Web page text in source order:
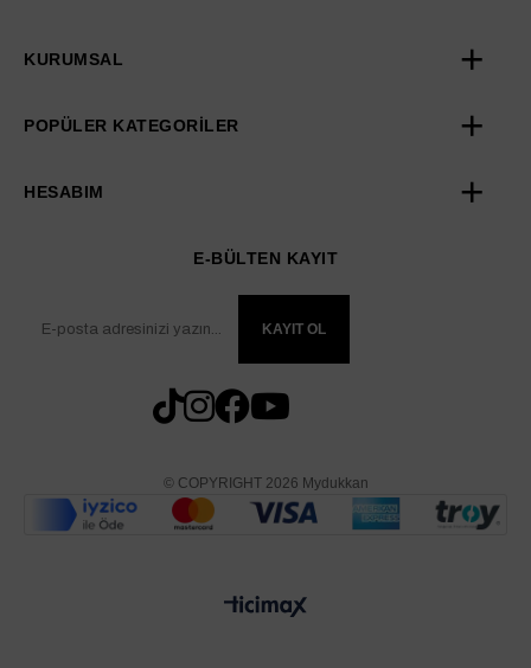
KURUMSAL
POPÜLER KATEGORİLER
HESABIM
E-BÜLTEN KAYIT
KAYIT OL
© COPYRIGHT 2026 Mydukkan